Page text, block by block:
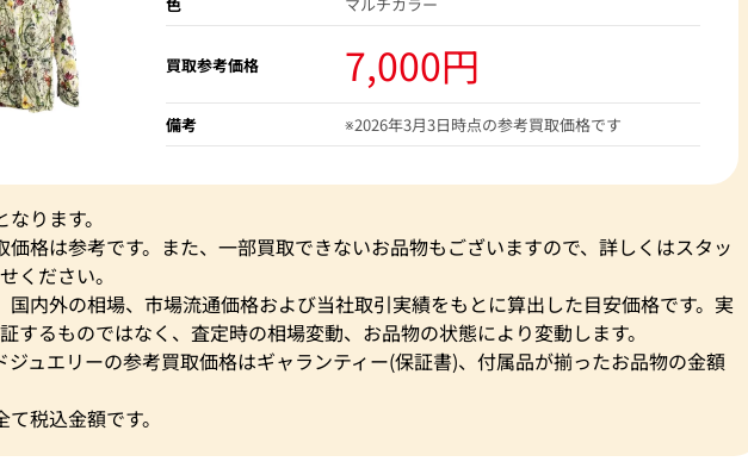
買取参考価格 7,000円
備考 ※2026年3月3日時点の参考買取価格です
ります。
価格は参考です。また、一部買取できないお品物もございますので、詳しくはスタッ
ください。
国内外の相場、市場流通価格および当社取引実績をもとに算出した目安価格です。実
するものではなく、査定時の相場変動、お品物の状態により変動します。
ジュエリーの参考買取価格はギャランティー(保証書)、付属品が揃ったお品物の金額
税込金額です。